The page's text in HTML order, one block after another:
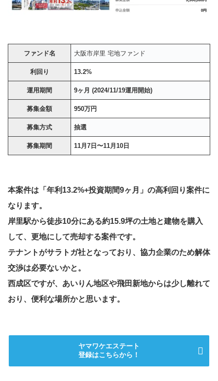
ファンド名 大阪市岸里 宅地ファンド
利回り 13.2%
運用期間 9ヶ月 (2024/11/19運用開始)
募集金額 950万円
募集方式 抽選
募集期間 11月7日〜11月10日
本案件は「年利13.2%+投資期間9ヶ月」の高利回り案件に
なります。
岸里駅から徒歩10分にある約15.9坪の土地と建物を購入
して、更地にして売却する案件です。
テナントがサラトガ社となっており、協力企業のため解体
交渉は必要ないかと。
西成区ですが、あいりん地区や飛田新地からは少し離れて
おり、便利な場所かと思います。
ヤマワケエステート
登録はこちらから！